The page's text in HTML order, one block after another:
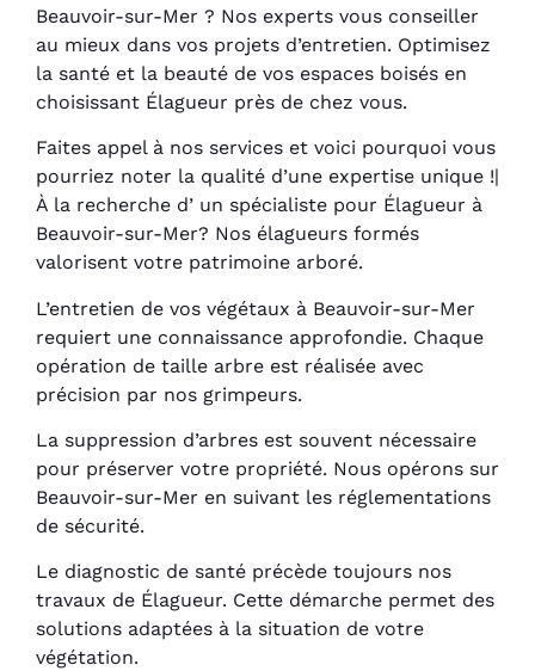
Beauvoir-sur-Mer ? Nos experts vous conseiller
au mieux dans vos projets d’entretien. Optimisez
la santé et la beauté de vos espaces boisés en
choisissant Élagueur près de chez vous.
Faites appel à nos services et voici pourquoi vous
pourriez noter la qualité d’une expertise unique !|
À la recherche d’ un spécialiste pour Élagueur à
Beauvoir-sur-Mer? Nos élagueurs formés
valorisent votre patrimoine arboré.
L’entretien de vos végétaux à Beauvoir-sur-Mer
requiert une connaissance approfondie. Chaque
opération de taille arbre est réalisée avec
précision par nos grimpeurs.
La suppression d’arbres est souvent nécessaire
pour préserver votre propriété. Nous opérons sur
Beauvoir-sur-Mer en suivant les réglementations
de sécurité.
Le diagnostic de santé précède toujours nos
travaux de Élagueur. Cette démarche permet des
solutions adaptées à la situation de votre
végétation.